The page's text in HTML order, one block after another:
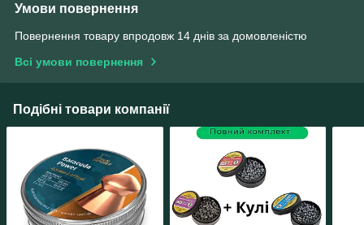
Умови повернення
Повернення товару впродовж 14 днів за домовленістю
Всі умови повернення
Подібні товари компанії